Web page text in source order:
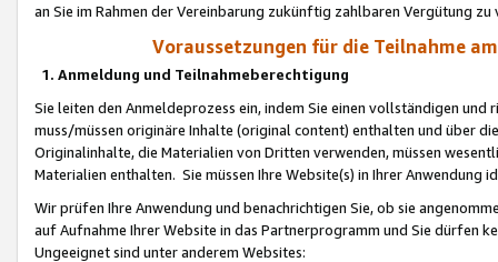
an Sie im Rahmen der Vereinbarung zukünftig zahlbaren Vergütung zu
Voraussetzungen für die Teilnahme
1. Anmeldung und Teilnahmeberechtigung
Sie leiten den Anmeldeprozess ein, indem Sie einen vollständigen
muss/müssen originäre Inhalte (original content) enthalten und über
Originalinhalte, die Materialien von Dritten verwenden, müssen
Materialien enthalten. Sie müssen Ihre Website(s) in Ihrer Anwendung
Wir prüfen Ihre Anwendung und benachrichtigen Sie, ob sie
auf Aufnahme Ihrer Website in das Partnerprogramm und Sie dürfen
Ungeeignet sind unter anderem Websites: